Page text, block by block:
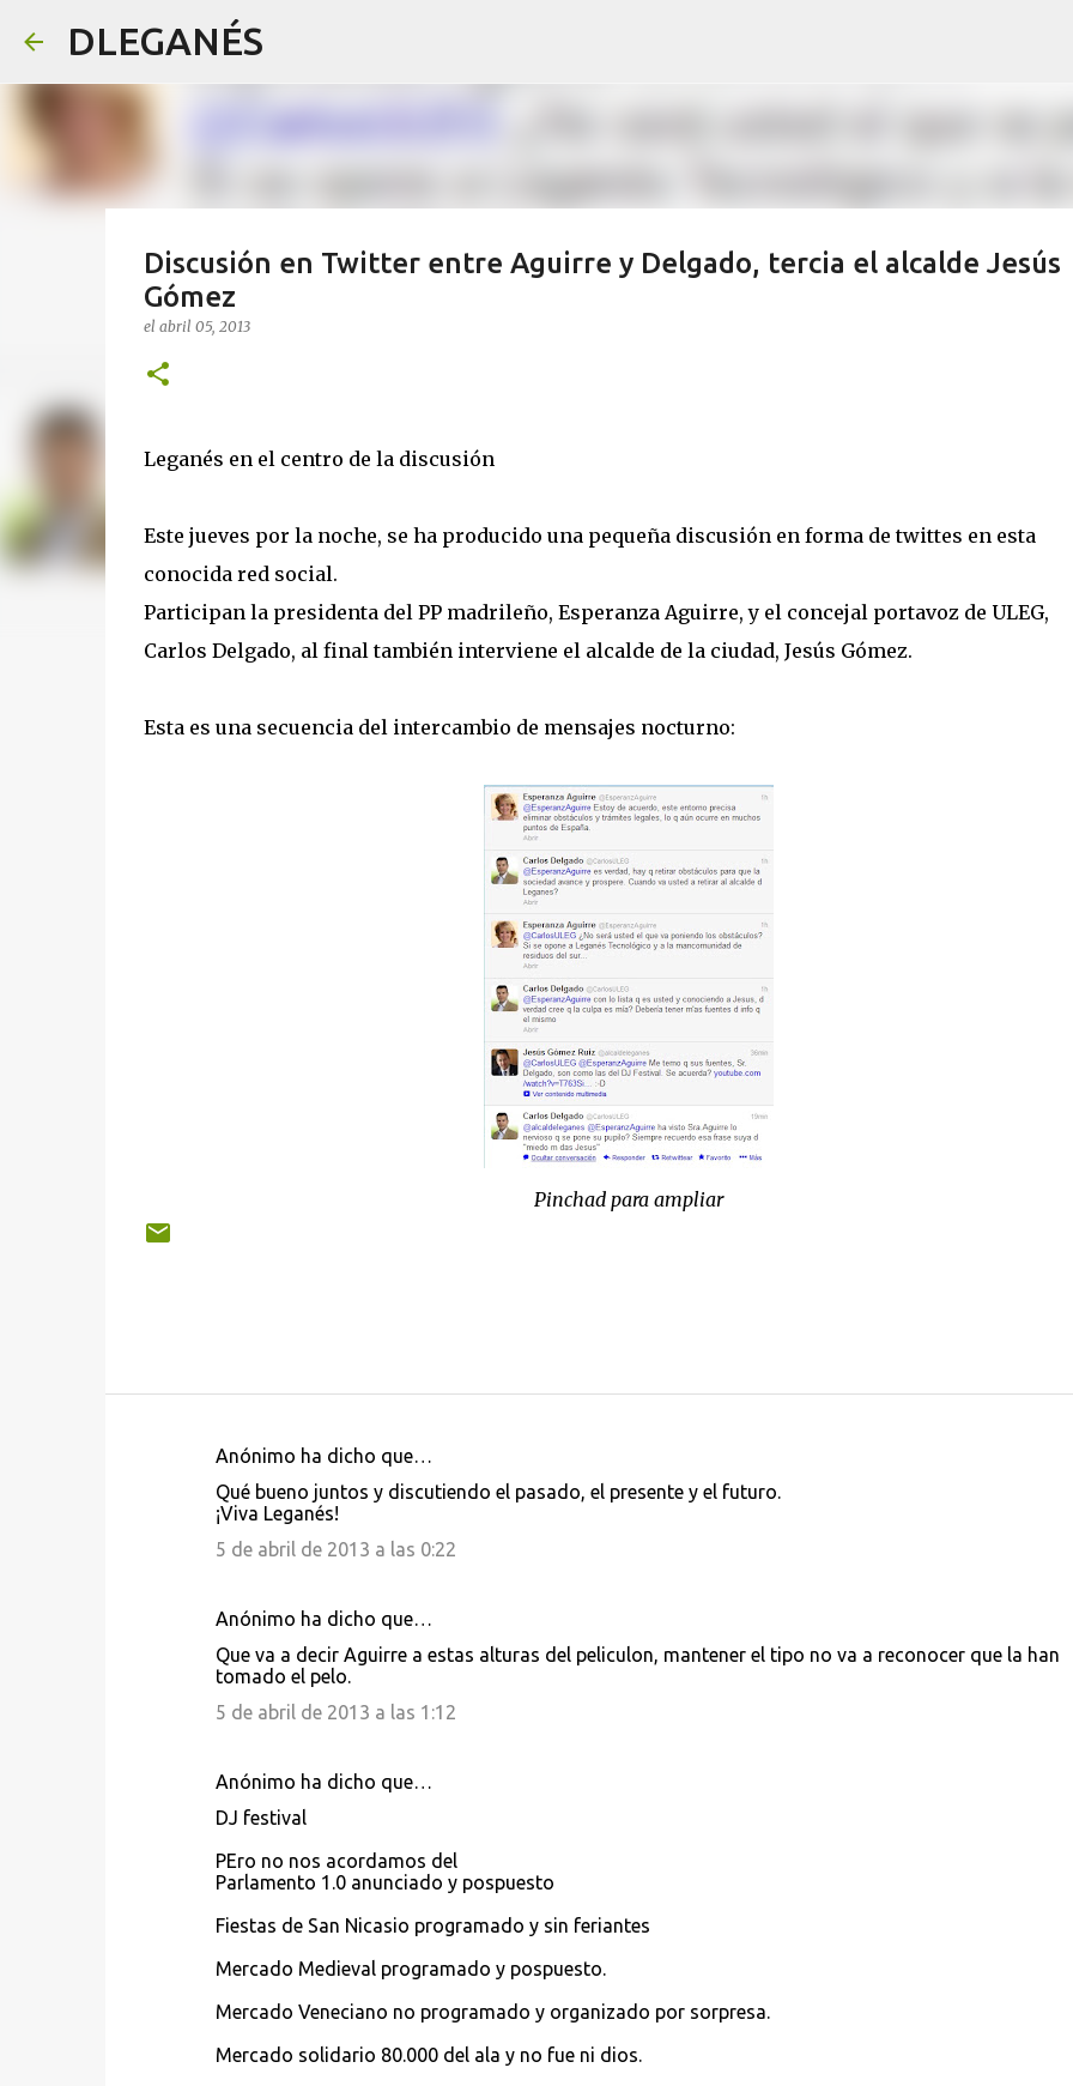
DLEGANÉS
Discusión en Twitter entre Aguirre y Delgado, tercia el alcalde Jesús
Gómez
el abril 05, 2013
Leganés en el centro de la discusión
Este jueves por la noche, se ha producido una pequeña discusión en forma de twittes en esta
conocida red social.
Participan la presidenta del PP madrileño, Esperanza Aguirre, y el concejal portavoz de ULEG,
Carlos Delgado, al final también interviene el alcalde de la ciudad, Jesús Gómez.
Esta es una secuencia del intercambio de mensajes nocturno:
Pinchad para ampliar
Anónimo ha dicho que…
Qué bueno juntos y discutiendo el pasado, el presente y el futuro.
¡Viva Leganés!
5 de abril de 2013 a las 0:22
Anónimo ha dicho que…
Que va a decir Aguirre a estas alturas del peliculon, mantener el tipo no va a reconocer que la han
tomado el pelo.
5 de abril de 2013 a las 1:12
Anónimo ha dicho que…
DJ festival
PEro no nos acordamos del
Parlamento 1.0 anunciado y pospuesto
Fiestas de San Nicasio programado y sin feriantes
Mercado Medieval programado y pospuesto.
Mercado Veneciano no programado y organizado por sorpresa.
Mercado solidario 80.000 del ala y no fue ni dios.